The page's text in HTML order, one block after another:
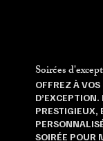
Soirées
OFFREZ À
PRESTIGIEUX,
SOIRÉE POUR